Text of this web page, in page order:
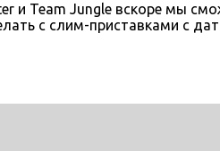
и Team Jungle вскоре мы
с слим-приставками с